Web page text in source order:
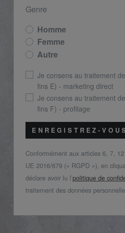
Genre
Homme
Femme
Autre
Je consens au traitement
fins E) - marketing direct
Je consens au traitement
fins F) - profilage
ENREGISTREZ-VOUS
Conformément aux articles 6, 7,
UE 2016/679 (« RGPD »), en
déclare avoir lu l’politique de
traitement des données